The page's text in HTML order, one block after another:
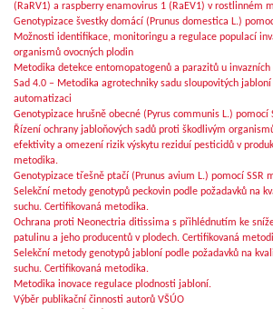
(RaRV1) a raspberry enamovirus 1 (RaEV1) v rostlinném
Genotypizace švestky domácí (Prunus domestica L.)
Možnosti identifikace, monitoringu a regulace populací
organismů ovocných plodin
Metodika detekce entomopatogenů a parazitů u invazních
Sad 4.0 – Metodika agrotechniky sadu sloupovitých
automatizaci
Genotypizace hrušně obecné (Pyrus communis L.) pomocí
Řízení ochrany jabloňových sadů proti škodlivým
efektivity a omezení rizik výskytu reziduí pesticidů v
metodika.
Genotypizace třešně ptačí (Prunus avium L.) pomocí SSR
Selekční metody genotypů peckovin podle požadavků na
suchu. Certifikovaná metodika.
Ochrana proti Neonectria ditissima s přihlédnutím ke
patulinu a jeho producentů v plodech. Certifikovaná
Selekční metody genotypů jabloní podle požadavků na
suchu. Certifikovaná metodika.
Metodika inovace regulace plodnosti jabloní.
Výběr publikační činnosti autorů VŠÚO